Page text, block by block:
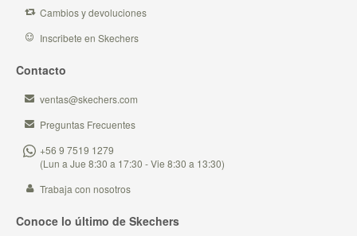
Cambios y devoluciones
Inscribete en Skechers
Contacto
ventas@skechers.com
Preguntas Frecuentes
+56 9 7519 1279
(Lun a Jue 8:30 a 17:30 - Vie 8:30 a 13:30)
Trabaja con nosotros
Conoce lo último de Skechers